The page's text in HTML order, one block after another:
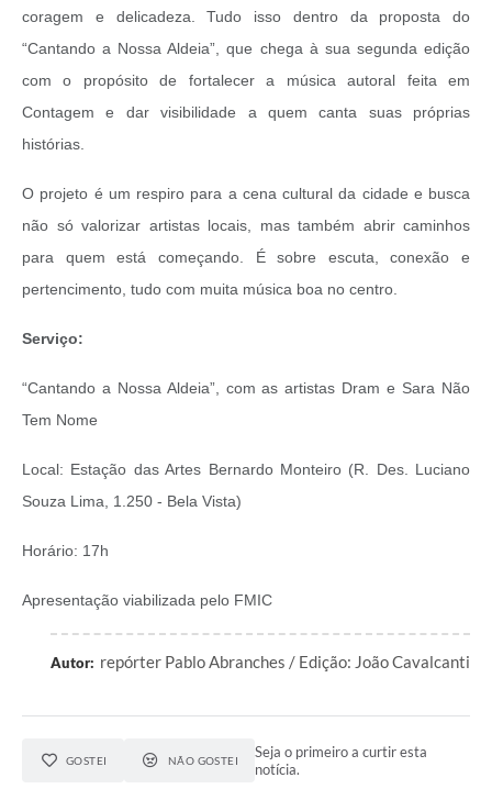
coragem e delicadeza. Tudo isso dentro da proposta do
“Cantando a Nossa Aldeia”, que chega à sua segunda edição
com o propósito de fortalecer a música autoral feita em
Contagem e dar visibilidade a quem canta suas próprias
histórias.
O projeto é um respiro para a cena cultural da cidade e busca
não só valorizar artistas locais, mas também abrir caminhos
para quem está começando. É sobre escuta, conexão e
pertencimento, tudo com muita música boa no centro.
Serviço:
“Cantando a Nossa Aldeia”, com as artistas Dram e Sara Não
Tem Nome
Local: Estação das Artes Bernardo Monteiro (R. Des. Luciano
Souza Lima, 1.250 - Bela Vista)
Horário: 17h
Apresentação viabilizada pelo FMIC
Autor: repórter Pablo Abranches / Edição: João Cavalcanti
GOSTEI NÃO GOSTEI
Seja o primeiro a curtir esta
notícia.